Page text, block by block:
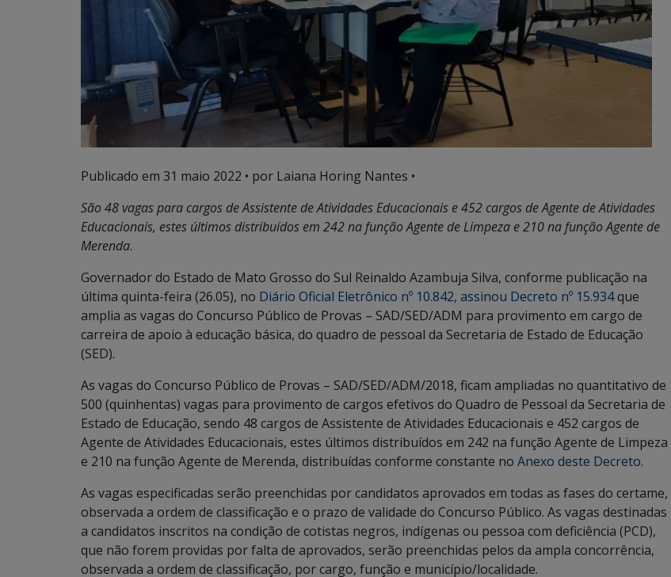
Publicado em 31 maio 2022 • por Laiana Horing Nantes •
São48 vagas para cargos de Assistente de Atividades Educacionais e 452 cargos de Agente de Atividades
Educacionais, estes últimos distribuídos em 242 na função Agente de Limpeza e 210 na função Agente de
Merenda.
Governador do Estado de Mato Grosso do Sul Reinaldo Azambuja Silva, conforme publicação na
última quinta-feira (26.05), no Diário Oficial Eletrônico nº 10.842, assinou Decreto nº 15.934que
amplia as vagas do Concurso Público de Provas – SAD/SED/ADM para provimento em cargo de
carreira de apoio à educação básica, do quadro de pessoal da Secretaria de Estado de Educação
(SED).
As vagas do Concurso Público de Provas – SAD/SED/ADM/2018, ficam ampliadas no quantitativo de
500 (quinhentas) vagas para provimento de cargos efetivos do Quadro de Pessoal da Secretaria de
Estado de Educação, sendo 48 cargos de Assistente de Atividades Educacionais e 452 cargos de
Agente de Atividades Educacionais, estes últimos distribuídos em 242 na função Agente de Limpeza
e 210 na função Agente de Merenda, distribuídas conforme constante no Anexo deste Decreto.
As vagas especificadas serão preenchidas por candidatos aprovados em todas as fases do certame,
observada a ordem de classificação e o prazo de validade do Concurso Público. As vagas destinadas
a candidatos inscritos na condição de cotistas negros, indígenas ou pessoa com deficiência (PCD),
que não forem providas por falta de aprovados, serão preenchidas pelos da ampla concorrência,
observada a ordem de classificação, por cargo, função e município/localidade.